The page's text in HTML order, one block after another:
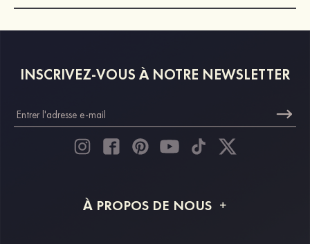
INSCRIVEZ-VOUS À NOTRE NEWSLETTER
À PROPOS DE NOUS